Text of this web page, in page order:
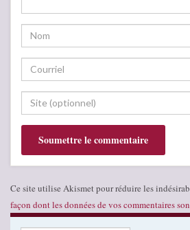
Ce site utilise Akismet pour réduire les
façon dont les données de vos commentaires